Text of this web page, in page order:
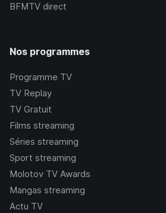
BFMTV direct
Nos programmes
Programme TV
TV Replay
TV Gratuit
Films streaming
Séries streaming
Sport streaming
Molotov TV Awards
Mangas streaming
Actu TV